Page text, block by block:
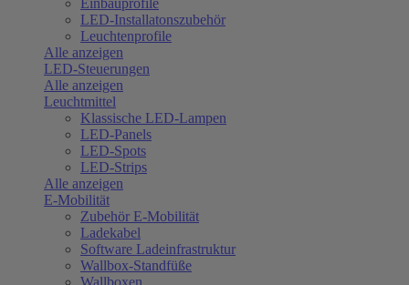
Einbauprofile
LED-Installatonszubehör
Leuchtenprofile
Alle anzeigen
LED-Steuerungen
Alle anzeigen
Leuchtmittel
Klassische LED-Lampen
LED-Panels
LED-Spots
LED-Strips
Alle anzeigen
E-Mobilität
Zubehör E-Mobilität
Ladekabel
Software Ladeinfrastruktur
Wallbox-Standfüße